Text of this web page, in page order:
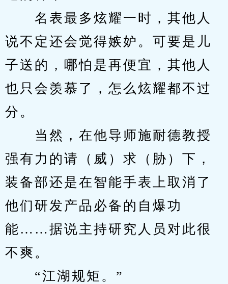
名表最多炫耀一时，其他人
说不定还会觉得嫉妒。可要是儿
子送的，哪怕是再便宜，其他人
也只会羡慕了，怎么炫耀都不过
分。
当然，在他导师施耐德教授
强有力的请（威）求（胁）下，
装备部还是在智能手表上取消了
他们研发产品必备的自爆功
能……据说主持研究人员对此很
不爽。
“江湖规矩。”